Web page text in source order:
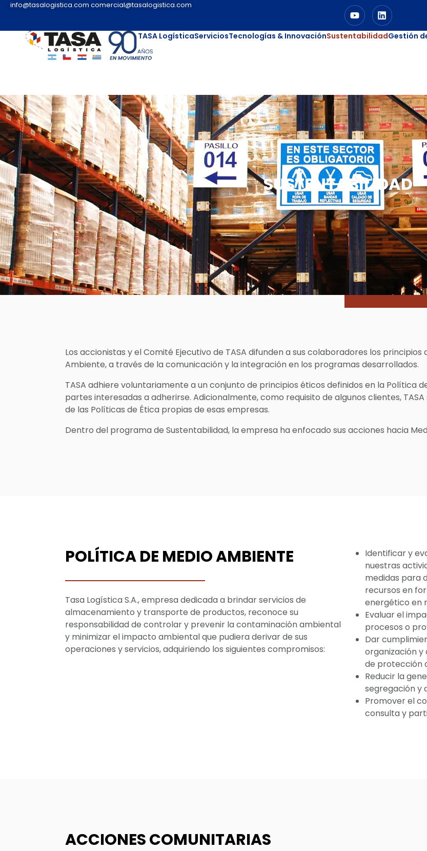
info@tasalogistica.com comercial@tasalogistica.com
TASA LogísticaServiciosTecnologías & InnovaciónSustentabilidadGestión
SUSTENTABILIDAD
Los accionistas y el Comité Ejecutivo de TASA difunden a sus colaboradores los principios
Ambiente, a través de la comunicación y la integración en los programas desarrollados.
TASA adhiere voluntariamente a un conjunto de principios éticos definidos en la Política
partes interesadas a adherirse. Adicionalmente, como requisito de algunos clientes,
de las Políticas de Ética propias de esas empresas.
Dentro del programa de Sustentabilidad, la empresa ha enfocado sus acciones hacia
POLÍTICA DE MEDIO AMBIENTE
Tasa Logística S.A., empresa dedicada a brindar servicios de
almacenamiento y transporte de productos, reconoce su
responsabilidad de controlar y prevenir la contaminación ambiental
y minimizar el impacto ambiental que pudiera derivar de sus
operaciones y servicios, adquiriendo los siguientes compromisos:
Identificar y
nuestras
medidas para
recursos en
energético en
Evaluar el
procesos o
Dar
organización y
de protección
Reducir la
segregación y
Promover el
consulta y
ACCIONES COMUNITARIAS